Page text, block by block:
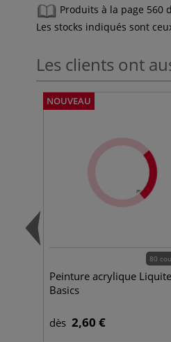
Produits à la page 560
Les stocks indiqués sont
Les clients ont
NOUVEAU
80
Peinture acrylique
Basics
dès 2,60 €